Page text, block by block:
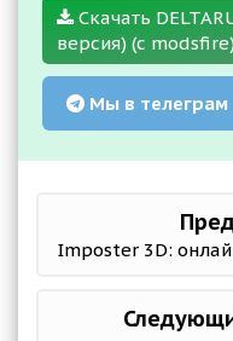
Скачать
версия) (с
Мы в телеграм